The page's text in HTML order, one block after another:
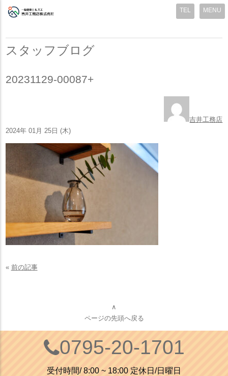
MENU
スタッフブログ
20231129-00087+
吉井工務店
2024年 01月 25日 (木)
« 前の記事
∧
ページの先頭へ戻る
0795-20-1701
受付時間/ 8:00 ~ 18:00 定休日/日曜日